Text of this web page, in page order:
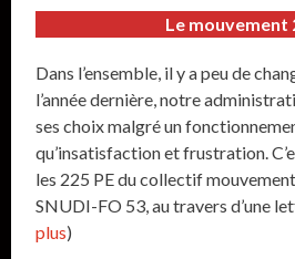
Le mouvement
Dans l’ensemble, il y a peu de
l’année dernière, notre
ses choix malgré un
qu’insatisfaction et frustration.
les 225 PE du collectif
SNUDI-FO 53, au travers d’une
plus)